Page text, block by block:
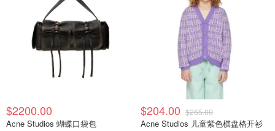
$2200.00
Acne Studios 蝴蝶口袋包
$204.00 $265.00
Acne Studios 儿童紫色棋盘格开衫